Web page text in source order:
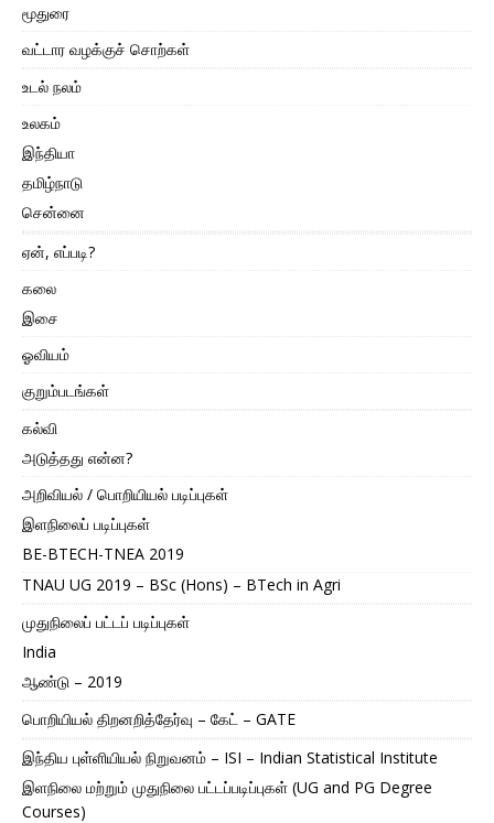
மூதுரை
வட்டார வழக்குச் சொற்கள்
உடல் நலம்
உலகம்
இந்தியா
தமிழ்நாடு
சென்னை
ஏன், எப்படி?
கலை
இசை
ஓவியம்
குறும்படங்கள்
கல்வி
அடுத்தது என்ன?
அறிவியல் / பொறியியல் படிப்புகள்
இளநிலைப் படிப்புகள்
BE-BTECH-TNEA 2019
TNAU UG 2019 – BSc (Hons) – BTech in Agri
முதுநிலைப் பட்டப் படிப்புகள்
India
ஆண்டு – 2019
பொறியியல் திறனறித்தேர்வு – கேட் – GATE
இந்திய புள்ளியியல் நிறுவனம் – ISI – Indian Statistical Institute
இளநிலை மற்றும் முதுநிலை பட்டப்படிப்புகள் (UG and PG Degree
Courses)